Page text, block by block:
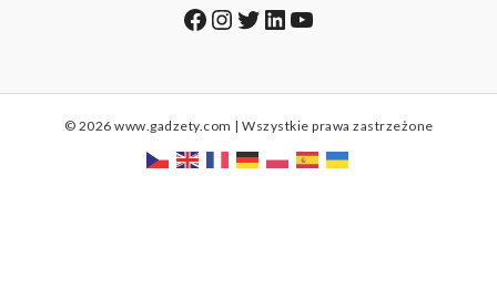
Facebook
Instagram
Twitter
LinkedIn
YouTube
© 2026 www.gadzety.com | Wszystkie prawa zastrzeżone